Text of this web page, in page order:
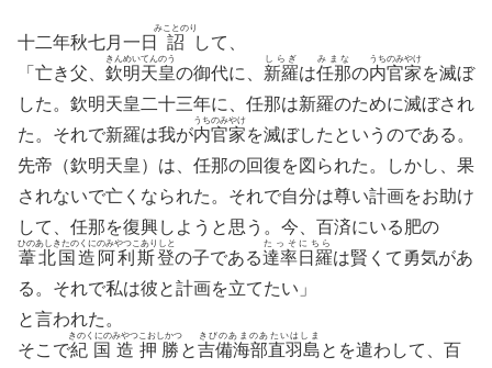
十二年秋七月一日 詔
みことのり
して、
「亡き父、 欽明天皇
きんめいてんのう
の御代に、 新羅
しらぎ
は任那
みまな
の内官家
うちのみやけ
を滅ぼ
した。欽明天皇二十三年に、任那は新羅のために滅ぼされ
た。それで新羅は我が内官家
うちのみやけ
を滅ぼしたというのである。
先帝（欽明天皇）は、任那の回復を図られた。しかし、果
されないで亡くなられた。それで自分は尊い計画をお助け
して、任那を復興しようと思う。今、百済にいる肥の
葦北国造阿利斯登
ひのあしきたのくにのみやつこありしと
の子である達率日羅
たっそにちら
は賢くて勇気があ
る。それで私は彼と計画を立てたい」
と言われた。
そこで紀国造押勝
きのくにのみやつこおしかつ
と吉備海部直羽島
きびのあまのあたいはしま
とを遣わして、百